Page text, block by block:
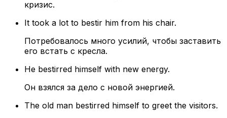
кризис.
It took a lot to bestir him from his chair.
Потребовалось много усилий, чтобы заставить
его встать с кресла.
He bestirred himself with new energy.
Он взялся за дело с новой энергией.
The old man bestirred himself to greet the visitors.